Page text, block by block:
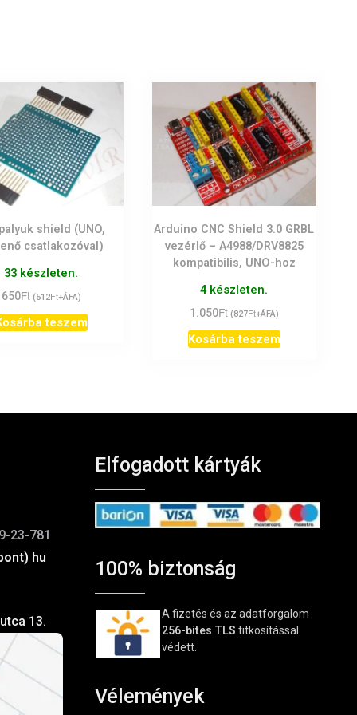
shield (UNO,
csatlakozóval)
33 készleten.
650Ft (512Ft+ÁFA)
teszem
Arduino CNC Shield 3.0 GRBL
vezérlő – A4988/DRV8825
kompatibilis, UNO-hoz
4 készleten.
1.050Ft (827Ft+ÁFA)
Kosárba teszem
23-781
hu
13.
Elfogadott kártyák
100% biztonság
A fizetés és az adatforgalom
256-bites TLS titkosítással
védett.
Vélemények